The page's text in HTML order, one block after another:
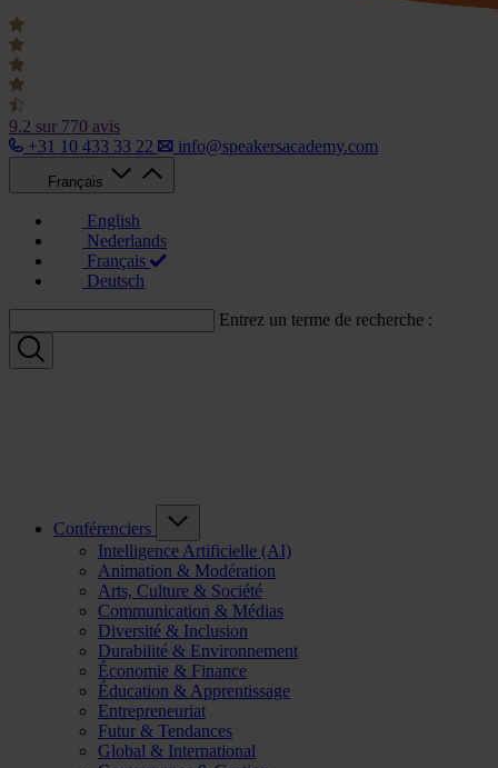
9.2 sur 770 avis
+31 10 433 33 22
info@speakersacademy.com
Français
English
Nederlands
Français
Deutsch
Entrez un terme de recherche :
Conférenciers
Intelligence Artificielle (AI)
Animation & Modération
Arts, Culture & Société
Communication & Médias
Diversité & Inclusion
Durabilité & Environnement
Économie & Finance
Éducation & Apprentissage
Entrepreneuriat
Futur & Tendances
Global & International